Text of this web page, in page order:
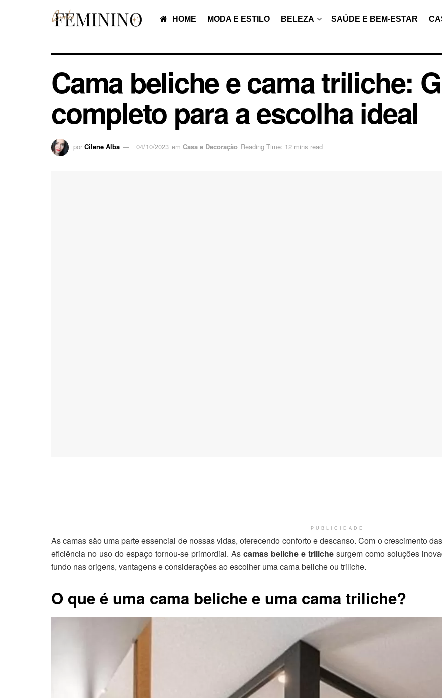
HOME MODA E ESTILO BELEZA SAÚDE E BEM-ESTAR
Cama beliche e cama triliche:
completo para a escolha ideal
por Cilene Alba 04/10/2023 em Casa e Decoração Reading Time: 12 mins read
PUBLICIDADE
As camas são uma parte essencial de nossas vidas, oferecendo conforto e descanso. Com o crescimento
eficiência no uso do espaço tornou-se primordial. As camas beliche e triliche surgem como soluções
fundo nas origens, vantagens e considerações ao escolher uma cama beliche ou triliche.
O que é uma cama beliche e uma cama triliche?